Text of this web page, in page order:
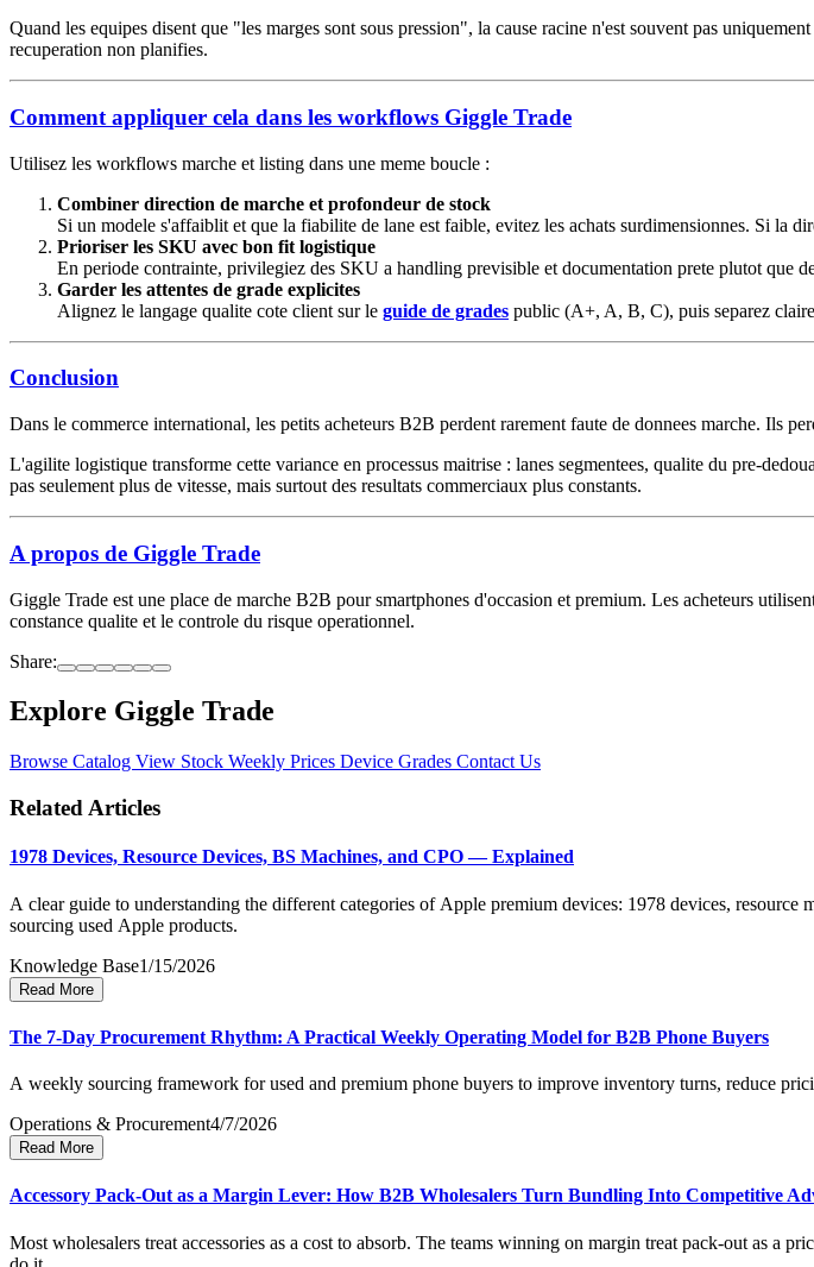
Quand les equipes disent que "les marges sont sous pression", la cause racine n'est souvent pas
recuperation non planifies.
Comment appliquer cela dans les workflows Giggle Trade
Utilisez les workflows marche et listing dans une meme boucle :
Combiner direction de marche et profondeur de stock
Si un modele s'affaiblit et que la fiabilite de lane est faible, evitez les achats surdimensionnes. Si la
Prioriser les SKU avec bon fit logistique
En periode contrainte, privilegiez des SKU a handling previsible et documentation prete plutot que
Garder les attentes de grade explicites
Alignez le langage qualite cote client sur le guide de grades public (A+, A, B, C), puis separez
Conclusion
Dans le commerce international, les petits acheteurs B2B perdent rarement faute de donnees marche. Ils
L'agilite logistique transforme cette variance en processus maitrise : lanes segmentees, qualite du pre-
pas seulement plus de vitesse, mais surtout des resultats commerciaux plus constants.
A propos de Giggle Trade
Giggle Trade est une place de marche B2B pour smartphones d'occasion et premium. Les acheteurs
constance qualite et le controle du risque operationnel.
Share:
Explore Giggle Trade
Browse Catalog View Stock Weekly Prices Device Grades Contact Us
Related Articles
1978 Devices, Resource Devices, BS Machines, and CPO — Explained
A clear guide to understanding the different categories of Apple premium devices: 1978 devices,
sourcing used Apple products.
Knowledge Base1/15/2026
Read More
The 7-Day Procurement Rhythm: A Practical Weekly Operating Model for B2B Phone Buyers
A weekly sourcing framework for used and premium phone buyers to improve inventory turns, reduce
Operations & Procurement4/7/2026
Read More
Accessory Pack-Out as a Margin Lever: How B2B Wholesalers Turn Bundling Into Competitive
Most wholesalers treat accessories as a cost to absorb. The teams winning on margin treat pack-out as a